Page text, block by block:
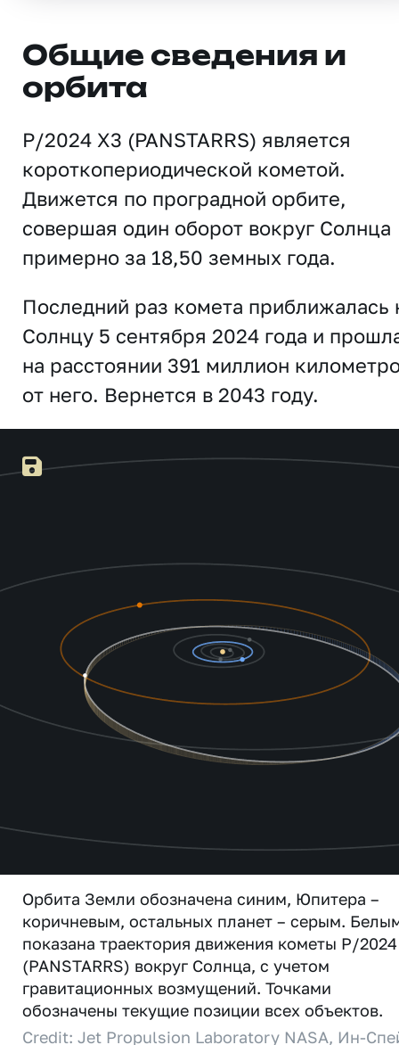
Общие сведения и
орбита
P/2024 X3 (PANSTARRS) является
короткопериодической кометой.
Движется по проградной орбите,
совершая один оборот вокруг Солнца
примерно за 18,50 земных года.
Последний раз комета приближалась
Солнцу 5 сентября 2024 года и
на расстоянии 391 миллион
от него. Вернется в 2043 году.
Орбита Земли обозначена синим, Юпитера –
коричневым, остальных планет – серым.
показана траектория движения кометы P/
(PANSTARRS) вокруг Солнца, с учетом
гравитационных возмущений. Точками
обозначены текущие позиции всех объектов.
Credit: Jet Propulsion Laboratory NASA, Ин-